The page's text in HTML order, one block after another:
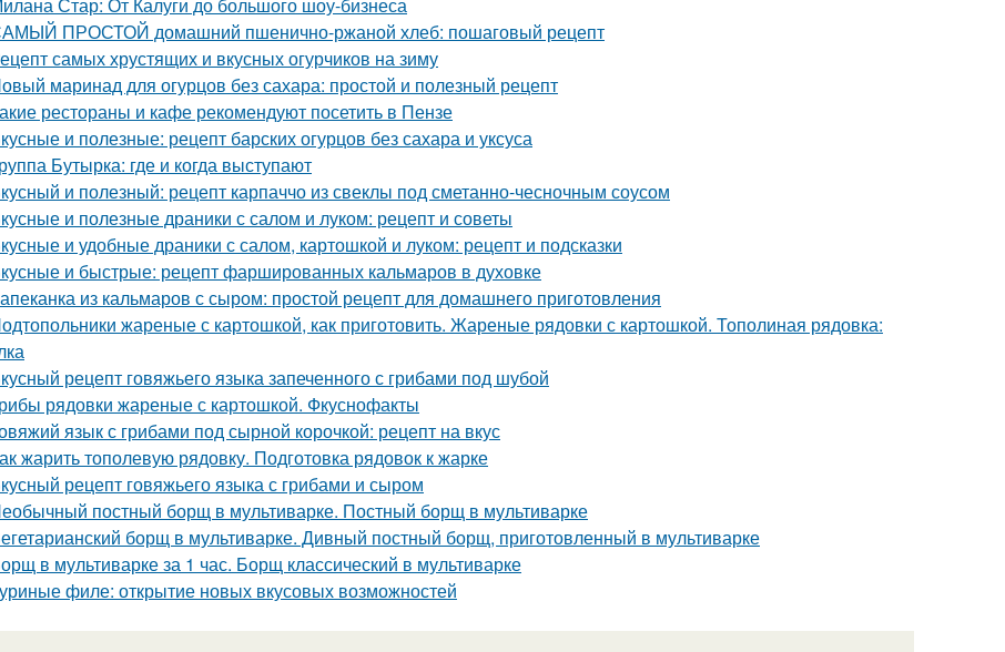
ПРОСТОЙ домашний пшенично-ржаной хлеб: пошаговый рецепт
самых хрустящих и вкусных огурчиков на зиму
маринад для огурцов без сахара: простой и полезный рецепт
рестораны и кафе рекомендуют посетить в Пензе
и полезные: рецепт барских огурцов без сахара и уксуса
Бутырка: где и когда выступают
и полезный: рецепт карпаччо из свеклы под сметанно-чесночным соусом
и полезные драники с салом и луком: рецепт и советы
и удобные драники с салом, картошкой и луком: рецепт и подсказки
и быстрые: рецепт фаршированных кальмаров в духовке
из кальмаров с сыром: простой рецепт для домашнего приготовления
жареные с картошкой, как приготовить. Жареные рядовки с картошкой. Тополиная рядовка:
рецепт говяжьего языка запеченного с грибами под шубой
рядовки жареные с картошкой. Фкуснофакты
язык с грибами под сырной корочкой: рецепт на вкус
жарить тополевую рядовку. Подготовка рядовок к жарке
рецепт говяжьего языка с грибами и сыром
постный борщ в мультиварке. Постный борщ в мультиварке
борщ в мультиварке. Дивный постный борщ, приготовленный в мультиварке
в мультиварке за 1 час. Борщ классический в мультиварке
филе: открытие новых вкусовых возможностей